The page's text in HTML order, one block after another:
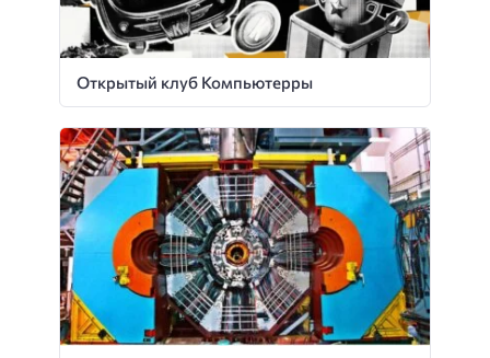
Открытый клуб Компьютерры